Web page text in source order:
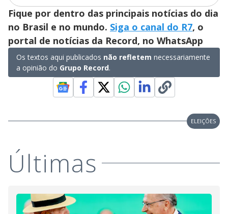
Fique por dentro das principais notícias do dia
no Brasil e no mundo. Siga o canal do R7, o
portal de notícias da Record, no WhatsApp
Os textos aqui publicados não refletem necessariamente
a opinião do Grupo Record.
ELEIÇÕES
Últimas